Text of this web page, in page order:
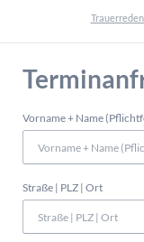
Pflichtfeld
Vorname + Name
Straße | PLZ | Ort